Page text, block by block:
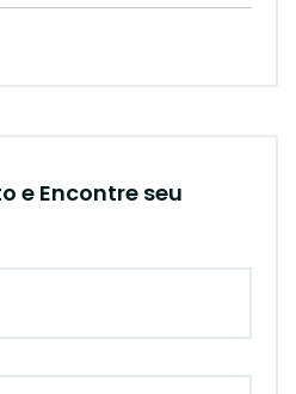
e Encontre seu